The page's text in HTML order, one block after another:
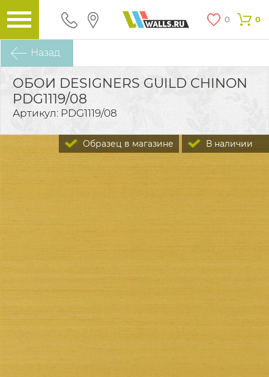
0 0
Назад
ОБОИ DESIGNERS GUILD CHINON
PDG1119/08
Артикул: PDG1119/08
В наличии
Образец в магазине